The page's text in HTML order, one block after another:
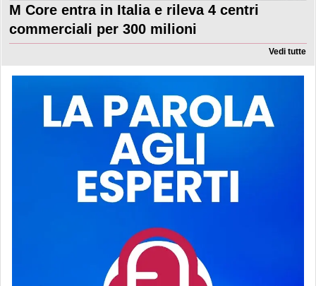
M Core entra in Italia e rileva 4 centri
commerciali per 300 milioni
Vedi tutte